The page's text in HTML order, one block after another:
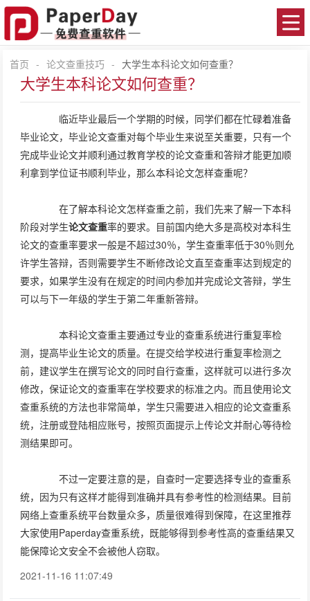
首页 - 论文查重技巧 - 大学生本科论文如何查重？
大学生本科论文如何查重？
临近毕业最后一个学期的时候，同学们都在忙碌着准备
毕业论文，毕业论文查重对每个毕业生来说至关重要，只有一个
完成毕业论文并顺利通过教育学校的论文查重和答辩才能更加顺
利拿到学位证书顺利毕业，那么本科论文怎样查重呢？
在了解本科论文怎样查重之前，我们先来了解一下本科
阶段对学生论文查重率的要求。目前国内绝大多是高校对本科生
论文的查重率要求一般是不超过30％，学生查重率低于30％则允
许学生答辩，否则需要学生不断修改论文直至查重率达到规定的
要求，如果学生没有在规定的时间内参加并完成论文答辩，学生
可以与下一年级的学生于第二年重新答辩。
本科论文查重主要通过专业的查重系统进行重复率检
测，提高毕业生论文的质量。在提交给学校进行重复率检测之
前，建议学生在撰写论文的同时自行查重，这样就可以进行多次
修改，保证论文的查重率在学校要求的标准之内。而且使用论文
查重系统的方法也非常简单，学生只需要进入相应的论文查重系
统，注册或登陆相应账号，按照页面提示上传论文并耐心等待检
测结果即可。
不过一定要注意的是，自查时一定要选择专业的查重系
统，因为只有这样才能得到准确并具有参考性的检测结果。目前
网络上查重系统平台数量众多，质量很难得到保障，在这里推荐
大家使用Paperday查重系统，既能够得到参考性高的查重结果又
能保障论文安全不会被他人窃取。
2021-11-16 11:07:49